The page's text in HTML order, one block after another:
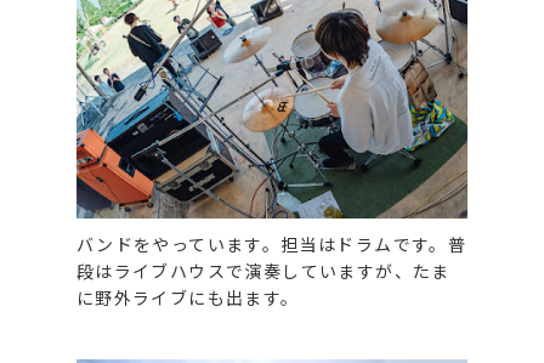
バンドをやっています。担当はドラムです。普
段はライブハウスで演奏していますが、たま
に野外ライブにも出ます。